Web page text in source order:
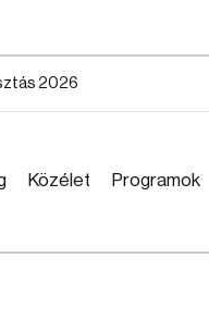
2026
Közélet Programok